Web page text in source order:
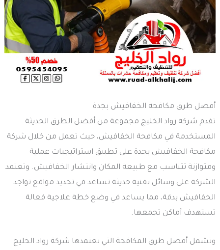
أفضل طرق مكافحة الخفافيش بجدة
تقدم شركة رواد الخليج مجموعة من أفضل الطرق الحديثة
المستخدمة في مكافحة الخفافيش، حيث تعمل من خلال شركة
مكافحة الخفافيش بجدة على تطبيق استراتيجيات عملية
ومتوازنة تتناسب مع طبيعة المكان وانتشار الخفافيش. وتعتمد
الشركة على وسائل تقنية حديثة تساعد في تحديد مواقع تواجد
الخفافيش بدقة، مما يساعد في وضع خطة علاجية فعالة
تستهدف أماكن تجمعها.
وتشمل أفضل طرق المكافحة التي تعتمدها شركة رواد الخليج